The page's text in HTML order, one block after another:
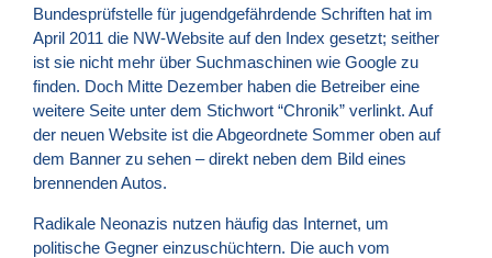
Bundesprüfstelle für jugendgefährdende Schriften hat im
April 2011 die NW-Website auf den Index gesetzt; seither
ist sie nicht mehr über Suchmaschinen wie Google zu
finden. Doch Mitte Dezember haben die Betreiber eine
weitere Seite unter dem Stichwort “Chronik” verlinkt. Auf
der neuen Website ist die Abgeordnete Sommer oben auf
dem Banner zu sehen – direkt neben dem Bild eines
brennenden Autos.
Radikale Neonazis nutzen häufig das Internet, um
politische Gegner einzuschüchtern. Die auch vom